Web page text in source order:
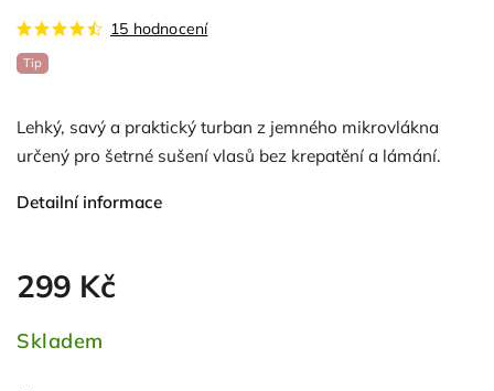
Tip
15 hodnocení
Lehký, savý a praktický turban z jemného mikrovlákna
určený pro šetrné sušení vlasů bez krepatění a lámání.
Detailní informace
299 Kč
Skladem